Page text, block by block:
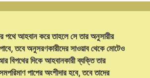
পথে আহবান করে তাহলে সে তার অনুসারীর
তবে অনুসরণকারীদের সাওয়াব থেকে মোটেও
বিপথের দিকে আহবানকারী ব্যক্তি তার
পাপের অংশীদার হবে, তবে তাদের